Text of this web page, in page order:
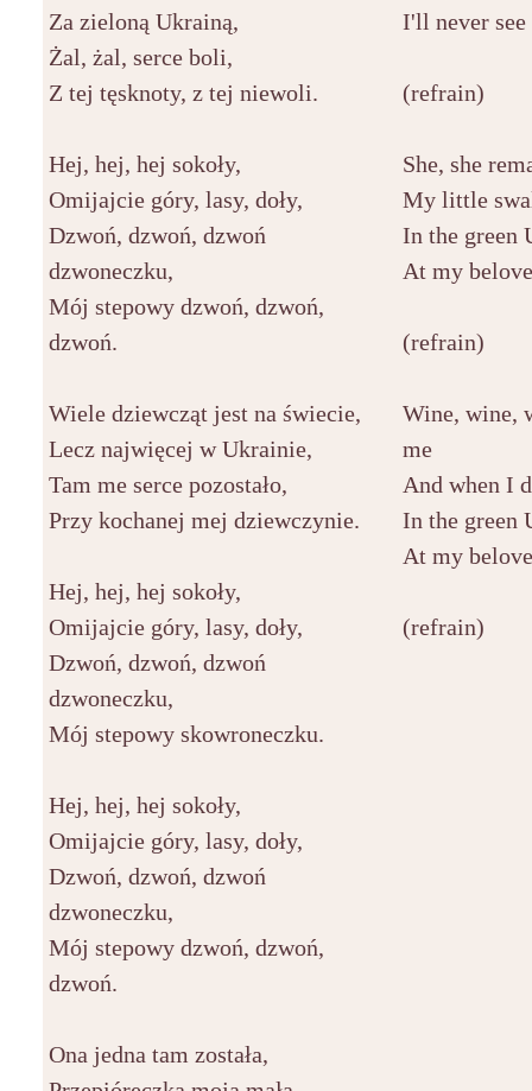
Za zieloną Ukrainą,
Żal, żal, serce boli,
Z tej tęsknoty, z tej niewoli.
Hej, hej, hej sokoły,
Omijajcie góry, lasy, doły,
Dzwoń, dzwoń, dzwoń
dzwoneczku,
Mój stepowy dzwoń, dzwoń,
dzwoń.
Wiele dziewcząt jest na świecie,
Lecz najwięcej w Ukrainie,
Tam me serce pozostało,
Przy kochanej mej dziewczynie.
Hej, hej, hej sokoły,
Omijajcie góry, lasy, doły,
Dzwoń, dzwoń, dzwoń
dzwoneczku,
Mój stepowy skowroneczku.
Hej, hej, hej sokoły,
Omijajcie góry, lasy, doły,
Dzwoń, dzwoń, dzwoń
dzwoneczku,
Mój stepowy dzwoń, dzwoń,
dzwoń.
Ona jedna tam została,
I'll never see
(refrain)
She, she
My little
In the green
At my
(refrain)
Wine, wine,
me
And when I
In the green
At my
(refrain)